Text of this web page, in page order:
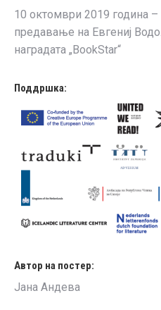
10 октомври 2019 година –
предавање на Евгениј
наградата „BookStar“
Поддршка:
Автор на постер:
Јана Андева